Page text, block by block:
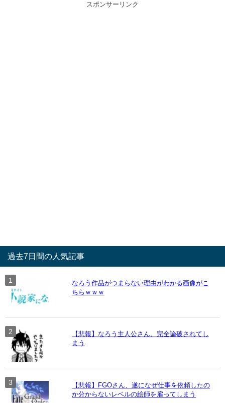
スポンサーリンク
過去7日間の人気記事
なろう作品がつまらない理由がわかる画像がこ
ちらｗｗｗ
【悲報】なろう主人公さん、完全論破されてし
まう
【悲報】FGOさん、遂になぜ仕事を依頼したの
か分からないレベルの絵師を雇ってしまう